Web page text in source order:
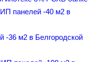
панелей -40 м2 в
36 м2 в Белгородской